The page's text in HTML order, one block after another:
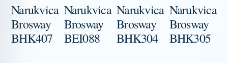
Narukvica
Brosway
BHK407
Narukvica
Brosway
BEI088
Narukvica
Brosway
BHK304
Narukvica
Brosway
BHK305